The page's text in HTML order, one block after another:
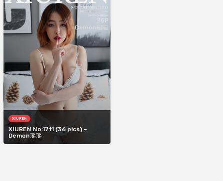
XIUREN
XIUREN No.1711 (36 pics) –
Demon瑶瑶